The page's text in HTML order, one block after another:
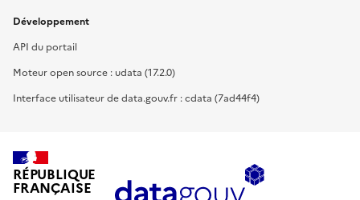
Développement
API du portail
Moteur open source : udata (17.2.0)
Interface utilisateur de data.gouv.fr : cdata (7ad44f4)
RÉPUBLIQUE
FRANÇAISE